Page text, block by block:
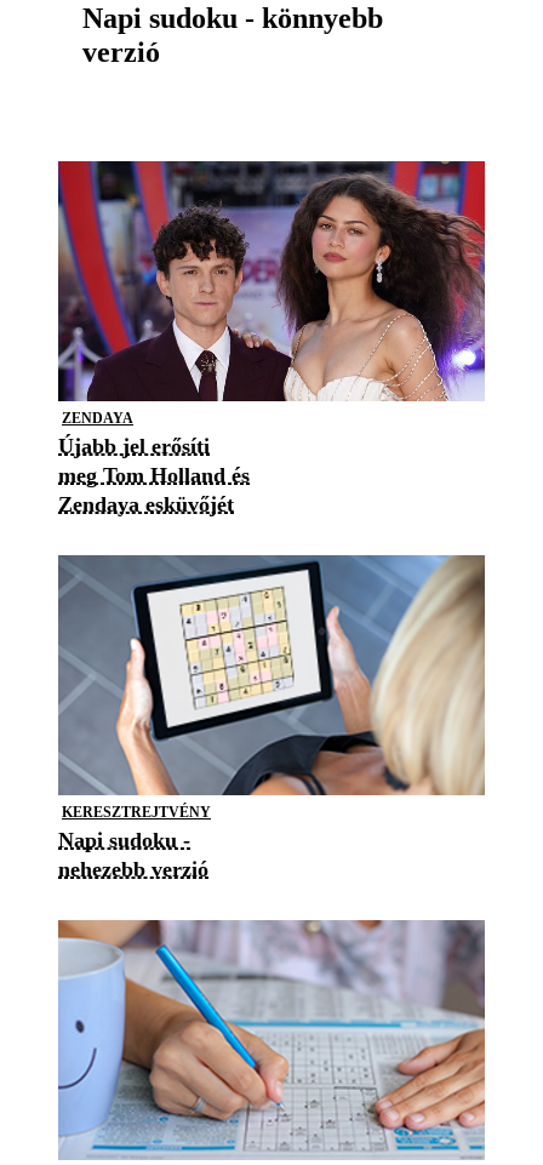
Napi sudoku - könnyebb
verzió
ZENDAYA
Újabb jel erősíti
meg Tom Holland és
Zendaya esküvőjét
KERESZTREJTVÉNY
Napi sudoku -
nehezebb verzió